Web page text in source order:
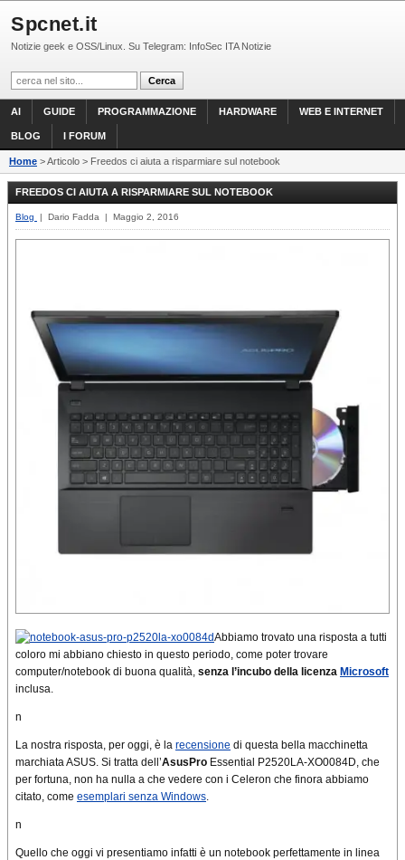
Spcnet.it
Notizie geek e OSS/Linux. Su Telegram: InfoSec ITA Notizie
AI GUIDE PROGRAMMAZIONE HARDWARE WEB E INTERNET
BLOG I FORUM
Home > Articolo > Freedos ci aiuta a risparmiare sul notebook
FREEDOS CI AIUTA A RISPARMIARE SUL NOTEBOOK
Blog | Dario Fadda | Maggio 2, 2016
Abbiamo trovato una risposta a tutti
coloro mi abbiano chiesto in questo periodo, come poter trovare
computer/notebook di buona qualità, senza l’incubo della licenza Microsoft
inclusa.
n
La nostra risposta, per oggi, è la recensione di questa bella macchinetta
marchiata ASUS. Si tratta dell’AsusPro Essential P2520LA-XO0084D, che
per fortuna, non ha nulla a che vedere con i Celeron che finora abbiamo
citato, come esemplari senza Windows.
n
Quello che oggi vi presentiamo infatti è un notebook perfettamente in linea